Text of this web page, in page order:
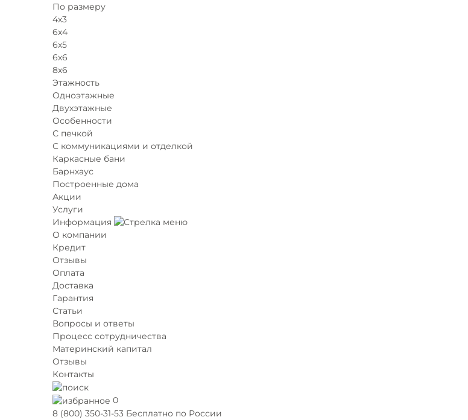
По размеру
4х3
6х4
6х5
6х6
8х6
Этажность
Одноэтажные
Двухэтажные
Особенности
С печкой
С коммуникациями и отделкой
Каркасные бани
Барнхаус
Построенные дома
Акции
Услуги
Информация
О компании
Кредит
Отзывы
Оплата
Доставка
Гарантия
Статьи
Вопросы и ответы
Процесс сотрудничества
Материнский капитал
Отзывы
Контакты
0
8 (800) 350-31-53 Бесплатно по России